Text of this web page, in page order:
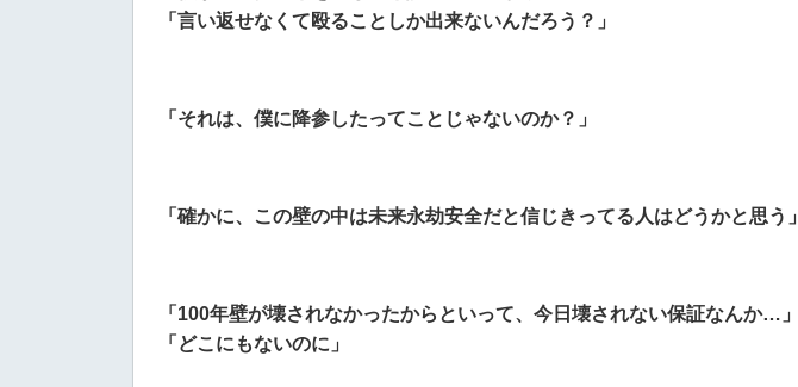
「言い返せなくて殴ることしか出来ないんだろう？」
「 それは、僕に降参したってことじゃないのか？」
「確かに、この壁の中は未来永劫安全だと信じきってる人はどうかと思う」
「100年壁が壊されなかったからといって、今日壊されない保証なんか…」
「どこにもないのに」